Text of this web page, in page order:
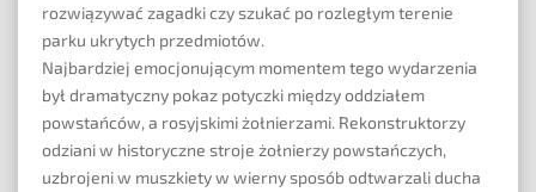
rozwiązywać zagadki czy szukać po rozległym terenie
parku ukrytych przedmiotów.
Najbardziej emocjonującym momentem tego wydarzenia
był dramatyczny pokaz potyczki między oddziałem
powstańców, a rosyjskimi żołnierzami. Rekonstruktorzy
odziani w historyczne stroje żołnierzy powstańczych,
uzbrojeni w muszkiety w wierny sposób odtwarzali ducha